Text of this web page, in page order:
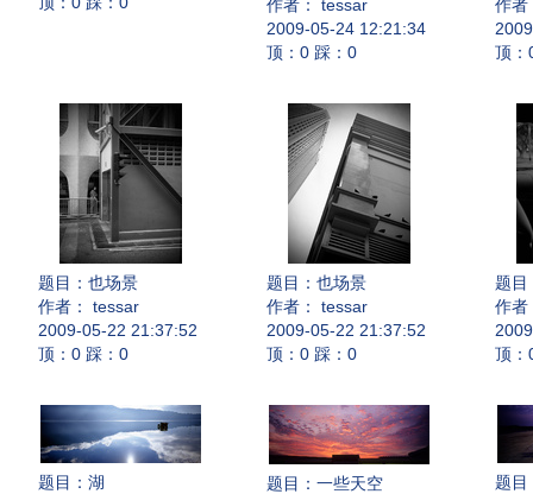
作者： tessar
2009-05-24 12:21:34
顶：0 踩：0
作者
顶：
题目： 也场景
作者： tessar
2009-05-22 21:37:52
顶：0 踩：0
题目： 也场景
作者： tessar
2009-05-22 21:37:52
顶：0 踩：0
题目
作者
顶：
题目： 湖
题目： 一些天空
题目